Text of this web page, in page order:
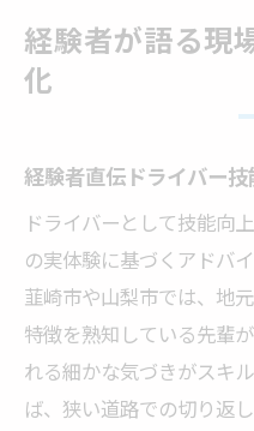
経験者が語る現
化
経験者直伝ドライバー
ドライバーとして技能向
の実体験に基づくアドバ
韮崎市や山梨市では、地
特徴を熟知している先輩
れる細かな気づきがスキ
ば、狭い道路での切り返